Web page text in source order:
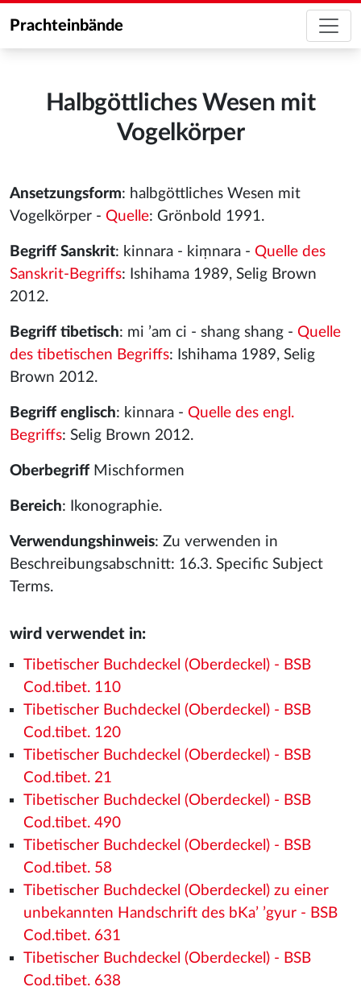
Prachteinbände
Halbgöttliches Wesen mit
Vogelkörper
Ansetzungsform: halbgöttliches Wesen mit
Vogelkörper - Quelle: Grönbold 1991.
Begriff Sanskrit: kinnara - kiṃnara - Quelle des
Sanskrit-Begriffs: Ishihama 1989, Selig Brown
2012.
Begriff tibetisch: mi ʼam ci - shang shang - Quelle
des tibetischen Begriffs: Ishihama 1989, Selig
Brown 2012.
Begriff englisch: kinnara - Quelle des engl.
Begriffs: Selig Brown 2012.
Oberbegriff Mischformen
Bereich: Ikonographie.
Verwendungshinweis: Zu verwenden in
Beschreibungsabschnitt: 16.3. Specific Subject
Terms.
wird verwendet in:
Tibetischer Buchdeckel (Oberdeckel) - BSB
Cod.tibet. 110
Tibetischer Buchdeckel (Oberdeckel) - BSB
Cod.tibet. 120
Tibetischer Buchdeckel (Oberdeckel) - BSB
Cod.tibet. 21
Tibetischer Buchdeckel (Oberdeckel) - BSB
Cod.tibet. 490
Tibetischer Buchdeckel (Oberdeckel) - BSB
Cod.tibet. 58
Tibetischer Buchdeckel (Oberdeckel) zu einer
unbekannten Handschrift des bKa’ ’gyur - BSB
Cod.tibet. 631
Tibetischer Buchdeckel (Oberdeckel) - BSB
Cod.tibet. 638